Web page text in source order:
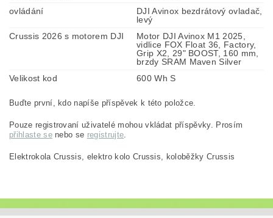
ovládání
DJI Avinox bezdrátový ovladač,
levý
Crussis 2026 s motorem DJI
Motor DJI Avinox M1 2025,
vidlice FOX Float 36, Factory,
Grip X2, 29" BOOST, 160 mm,
brzdy SRAM Maven Silver
Velikost kod
600 Wh S
Buďte první, kdo napíše příspěvek k této položce.
Pouze registrovaní uživatelé mohou vkládat příspěvky. Prosím
přihlaste senebo se registrujte
Elektrokola Crussis, elektro kolo Crussis, koloběžky Crussis